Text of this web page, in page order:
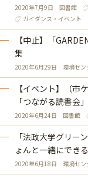
2020年7月9日 図書館
ガイダンス・イベント
【中止】「
集
2020年6月29日 環境セン
【イベント】（市
「つながる読書会
2020年6月24日 図書館
「法政大学グリ
ょんと一緒にでき
2020年6月18日 環境セン